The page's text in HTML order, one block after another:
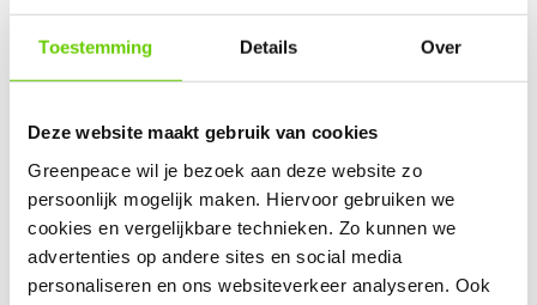
Toestemming Details Over
Deze website maakt gebruik van cookies
Greenpeace wil je bezoek aan deze website zo
persoonlijk mogelijk maken. Hiervoor gebruiken we
cookies en vergelijkbare technieken. Zo kunnen we
advertenties op andere sites en social media
personaliseren en ons websiteverkeer analyseren. Ook
Maarten de Zeeuw
Maarten is campaigner in het Klimaat & Energie
team. Hij voert actie voor een groene en eerlijke
ten koste van het klimaat.
Gerelateerde artikelen